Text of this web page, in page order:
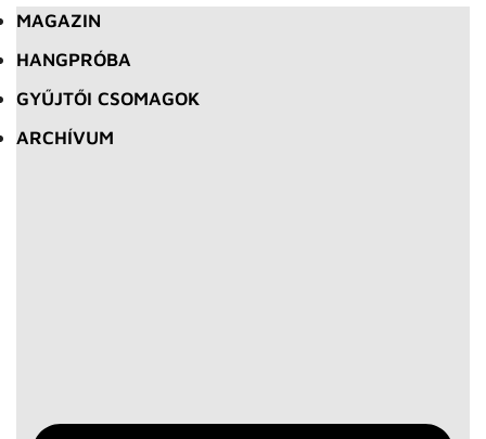
MAGAZIN
HANGPRÓBA
GYŰJTŐI CSOMAGOK
ARCHÍVUM